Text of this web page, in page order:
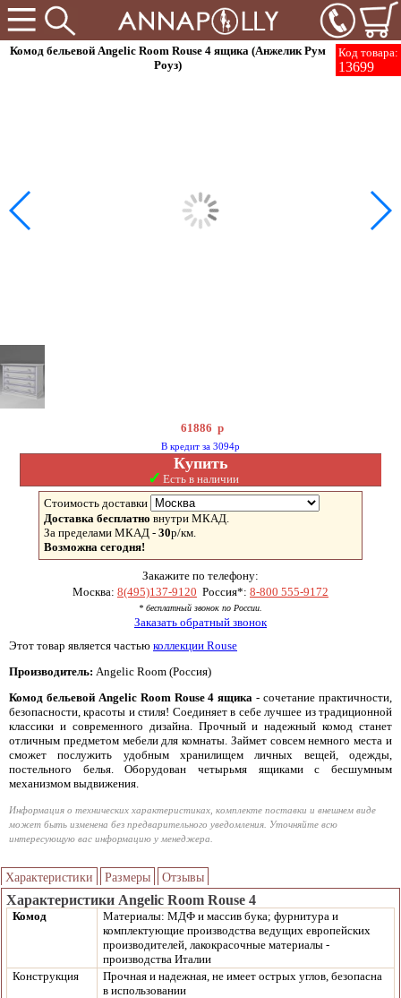
Код товара:
13699
Комод бельевой Angelic Room Rouse 4 ящика (Анжелик Рум
Роуз)
61886 р
В кредит за 3094р
Купить
✓ Есть в наличии
Стоимость доставки
Доставка бесплатно внутри МКАД.
За пределами МКАД - 30р/км.
Возможна сегодня!
Закажите по телефону:
Москва: 8(495)137-9120 Россия*: 8-800 555-9172
* бесплатный звонок по России.
Заказать обратный звонок
Этот товар является частью коллекции Rouse
Производитель: Angelic Room (Россия)
Комод бельевой Angelic Room Rouse 4 ящика - сочетание практичности,
безопасности, красоты и стиля! Соединяет в себе лучшее из традиционной
классики и современного дизайна. Прочный и надежный комод станет
отличным предметом мебели для комнаты. Займет совсем немного места и
сможет послужить удобным хранилищем личных вещей, одежды,
постельного белья. Оборудован четырьмя ящиками с бесшумным
механизмом выдвижения.
Информация о технических характеристиках, комплекте поставки и внешнем виде
может быть изменена без предварительного уведомления. Уточняйте всю
интересующую вас информацию у менеджера.
Характеристики Размеры Отзывы
Характеристики Angelic Room Rouse 4
Комод
Материалы: МДФ и массив бука; фурнитура и
комплектующие производства ведущих европейских
производителей, лакокрасочные материалы -
производства Италии
Конструкция
Прочная и надежная, не имеет острых углов, безопасна
в использовании